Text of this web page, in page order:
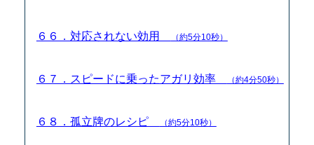
６６．対応されない効用 （約5分10秒）
６７．スピードに乗ったアガリ効率 （約4分50秒）
６８．孤立牌のレシピ （約5分10秒）